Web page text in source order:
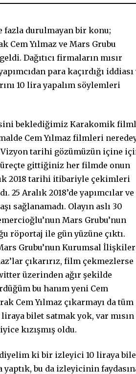
fazla durulmayan bir konu;
Cem Yılmaz ve Mars Grubu
Dağıtıcı firmaların mısır
para kaçırdığı iddiası
10 lira yapalım söylemleri
beklediğimiz Karakomik
Cem Yılmaz filmleri
Vizyon tarihi gözümüzün içine
gittiğiniz her filmde onun
2018 tarihi itibariyle çekimleri
Aralık 2018’de yapımcılar ve
sağlanamadı. Olayın aslı 30
Mars Grubu’nun
röportaj ile gün yüzüne çıktı.
Grubu’nun Kurumsal İlişkiler
çıkarırız, film çekmezlerse
üzerinden ağır şekilde
bu hanım yeni Cem
Cem Yılmaz çıkarmayı da tüm
bilet satmak yok, var mısın
kızışmış oldu.
diyelim ki bir izleyici 10 liraya
yaptık, bu da izleyicinin